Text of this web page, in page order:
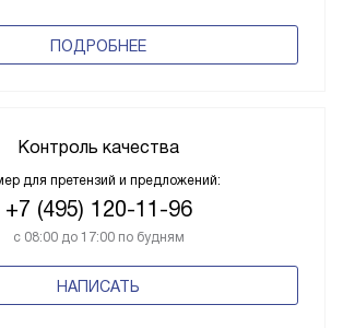
ПОДРОБНЕЕ
Контроль качества
для претензий и предложений:
+7 (495) 120-11-96
с 08:00 до 17:00 по будням
НАПИСАТЬ